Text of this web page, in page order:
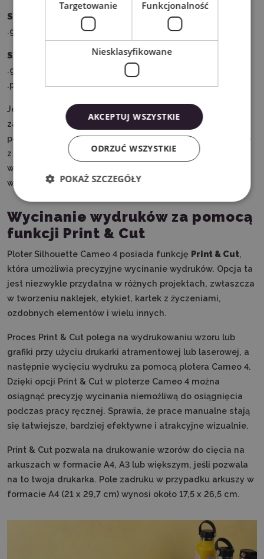
Silhouette Studio Designer Edition : .png, .jpeg, .bmp,
.gif, .tiff, .gsd, .dxf, .svg
Silhouette Studio Business Edition: .png, .jpeg, .bmp,
.gif, .tiff, .gsd, .dxf, .svg, .dst, .exp, .jef, .xxx, .ai, .eps, .cdr,
.pdf
Jeśli tworzysz w Corel DRAW lub Adobe Illustrator, możesz
zaopatrzyć się we wtyczkę
Silhouette Connect
pomocą której prześlesz pliki do urządzenia bezpośrednio
z programu. Należy jednak pamiętać, że wtyczka
współpracuje z wybranymi wersjami programów,
wymienionymi w opisie produktu.
Wycinanie wydruków za pomocą
funkcji Print & Cut
Ploter Silhouette Cameo 4 posiada funkcję Print & Cut,
która umożliwia precyzyjne wycinanie wydruków. Opcja ta
jest niezwykle przydatna w różnych projektach, zwłaszcza
w tworzeniu naklejek, etykiet, kartek z życzeniami,
ozdobnych elementów i wielu innych.
Proces Print & Cut polega na wydrukowaniu wzoru lub
grafiki przy użyciu drukarki atramentowej lub laserowej, a
następnie wycięciu wydruku za pomocą plotera Cameo 4.
Dzięki opcji Print & Cut w ploterze Cameo 4 można
osiągnąć precyzję wycinania niemożliwą do osiągnięcia
podczas pracy ręcznej. Sprawia, że prace manualne stają
się łatwiejsze, bardziej efektywne i atrakcyjne wizualnie.
Print & Cut pozwala na drukowanie wzorów do cięcia na
arkuszach w formacie A4, A3 lub większym, jeśli pozwala
na to twoja drukarka. Pole zadruku w przypadku arkuszy w
formacie A4 (21 x 29,7 cm) wynosi około 17,5 x 26,5 cm.
Targetowanie Funkcjonalność
Niesklasyfikowane
AKCEPTUJ WSZYSTKIE
ODRZUĆ WSZYSTKIE
POKAŻ SZCZEGÓŁY